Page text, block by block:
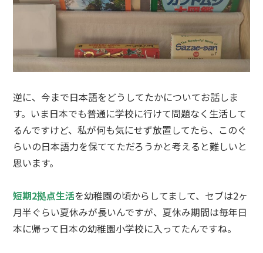
逆に、今まで日本語をどうしてたかについてお話しま
す。いま日本でも普通に学校に行けて問題なく生活して
るんですけど、私が何も気にせず放置してたら、このぐ
らいの日本語力を保ててただろうかと考えると難しいと
思います。
短期2拠点生活を幼稚園の頃からしてまして、セブは2ヶ
月半ぐらい夏休みが長いんですが、夏休み期間は毎年日
本に帰って日本の幼稚園小学校に入ってたんですね。